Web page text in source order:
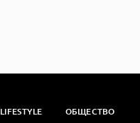
LIFESTYLE ОБЩЕСТВО